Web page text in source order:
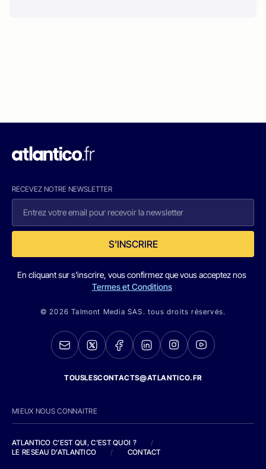
RECEVEZ NOTRE NEWSLETTER
S'INSCRIRE
En cliquant sur s'inscrire, vous confirmez que vous acceptez nos
Termes et Conditions
© 2026 Talmont Media SAS. tous droits réservés.
TOUSLESCONTACTS@ATLANTICO.FR
MIEUX NOUS CONNAITRE
ATLANTICO C'EST QUI, C'EST QUOI ?
/
LE RESEAU D'ATLANTICO
/ CONTACT